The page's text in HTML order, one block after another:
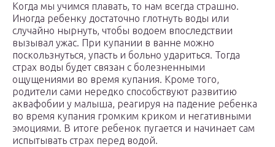
Когда мы учимся плавать, то нам всегда страшно.
Иногда ребенку достаточно глотнуть воды или
случайно нырнуть, чтобы водоем впоследствии
вызывал ужас. При купании в ванне можно
поскользнуться, упасть и больно удариться. Тогда
страх воды будет связан с болезненными
ощущениями во время купания. Кроме того,
родители сами нередко способствуют развитию
аквафобии у малыша, реагируя на падение ребенка
во время купания громким криком и негативными
эмоциями. В итоге ребенок пугается и начинает сам
испытывать страх перед водой.